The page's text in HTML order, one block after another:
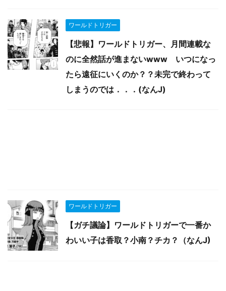
ワールドトリガー
【悲報】ワールドトリガー、月間連載な
のに全然話が進まないwww いつになっ
たら遠征にいくのか？？未完で終わって
しまうのでは．．．(なんJ)
ワールドトリガー
【ガチ議論】ワールドトリガーで一番か
わいい子は香取？小南？チカ？（なんJ)